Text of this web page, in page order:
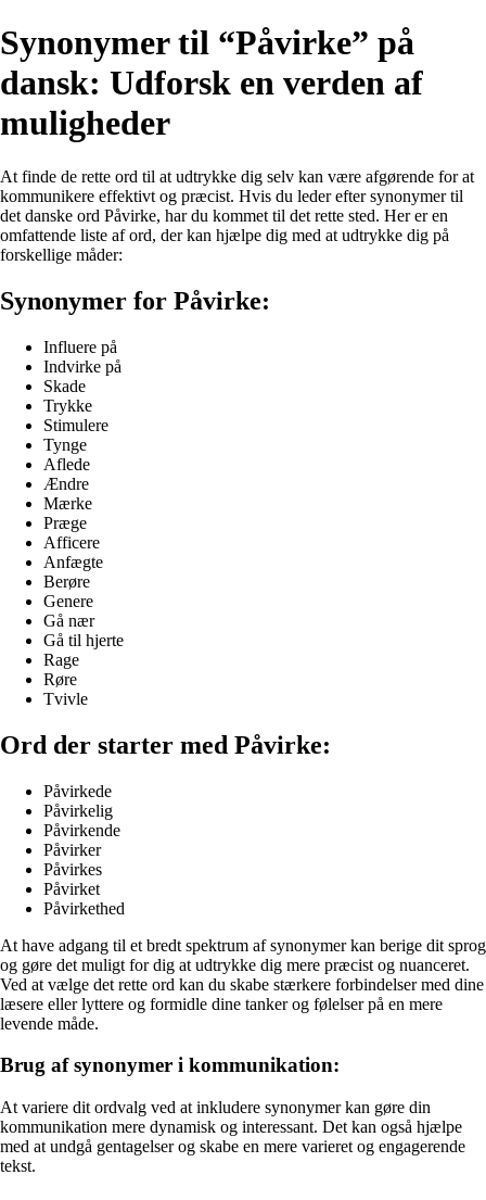
Synonymer til “Påvirke” på
dansk: Udforsk en verden af
muligheder
At finde de rette ord til at udtrykke dig selv kan være afgørende for at
kommunikere effektivt og præcist. Hvis du leder efter synonymer til
det danske ord Påvirke, har du kommet til det rette sted. Her er en
omfattende liste af ord, der kan hjælpe dig med at udtrykke dig på
forskellige måder:
Synonymer for Påvirke:
Influere på
Indvirke på
Skade
Trykke
Stimulere
Tynge
Aflede
Ændre
Mærke
Præge
Afficere
Anfægte
Berøre
Genere
Gå nær
Gå til hjerte
Rage
Røre
Tvivle
Ord der starter med Påvirke:
Påvirkede
Påvirkelig
Påvirkende
Påvirker
Påvirkes
Påvirket
Påvirkethed
At have adgang til et bredt spektrum af synonymer kan berige dit sprog
og gøre det muligt for dig at udtrykke dig mere præcist og nuanceret.
Ved at vælge det rette ord kan du skabe stærkere forbindelser med dine
læsere eller lyttere og formidle dine tanker og følelser på en mere
levende måde.
Brug af synonymer i kommunikation:
At variere dit ordvalg ved at inkludere synonymer kan gøre din
kommunikation mere dynamisk og interessant. Det kan også hjælpe
med at undgå gentagelser og skabe en mere varieret og engagerende
tekst.